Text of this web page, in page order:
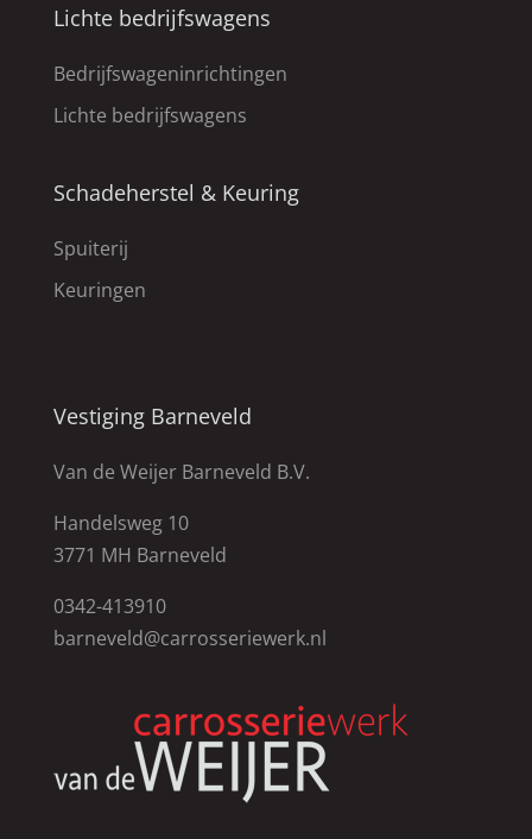
Lichte bedrijfswagens
Bedrijfswageninrichtingen
Lichte bedrijfswagens
Schadeherstel & Keuring
Spuiterij
Keuringen
Vestiging Barneveld
Van de Weijer Barneveld B.V.
Handelsweg 10
3771 MH Barneveld
0342-413910
barneveld@carrosseriewerk.nl